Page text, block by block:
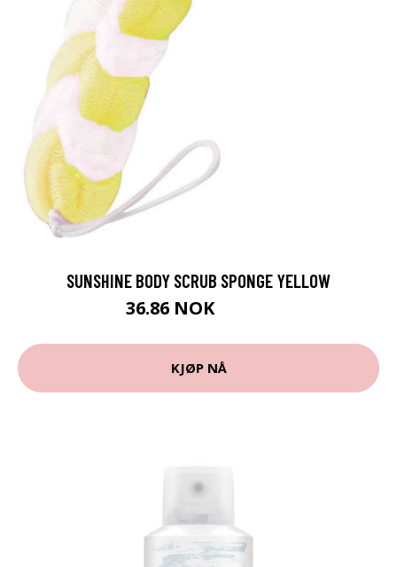
SUNSHINE BODY SCRUB SPONGE YELLOW
36.86 NOK
KJØP NÅ